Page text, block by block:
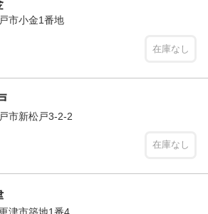
市小金1番地
在庫なし
市新松戸3-2-2
在庫なし